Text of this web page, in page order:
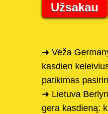
Užsakau
➜ Veža
kasdien
patikimas
➜ Lietuva
gera kasdieną: